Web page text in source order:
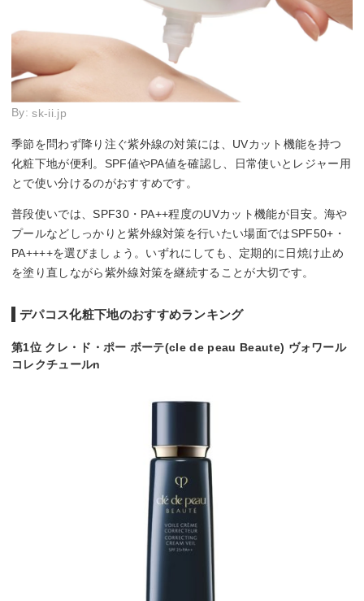
By: sk-ii.jp
季節を問わず降り注ぐ紫外線の対策には、UVカット機能を持つ
化粧下地が便利。SPF値やPA値を確認し、日常使いとレジャー用
とで使い分けるのがおすすめです。
普段使いでは、SPF30・PA++程度のUVカット機能が目安。海や
プールなどしっかりと紫外線対策を行いたい場面ではSPF50+・
PA++++を選びましょう。いずれにしても、定期的に日焼け止め
を塗り直しながら紫外線対策を継続することが大切です。
デパコス化粧下地のおすすめランキング
第1位 クレ・ド・ポー ボーテ(cle de peau Beaute) ヴォワール
コレクチュールn